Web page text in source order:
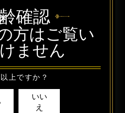
確認
方はご覧い
ません
上ですか？
いい
え